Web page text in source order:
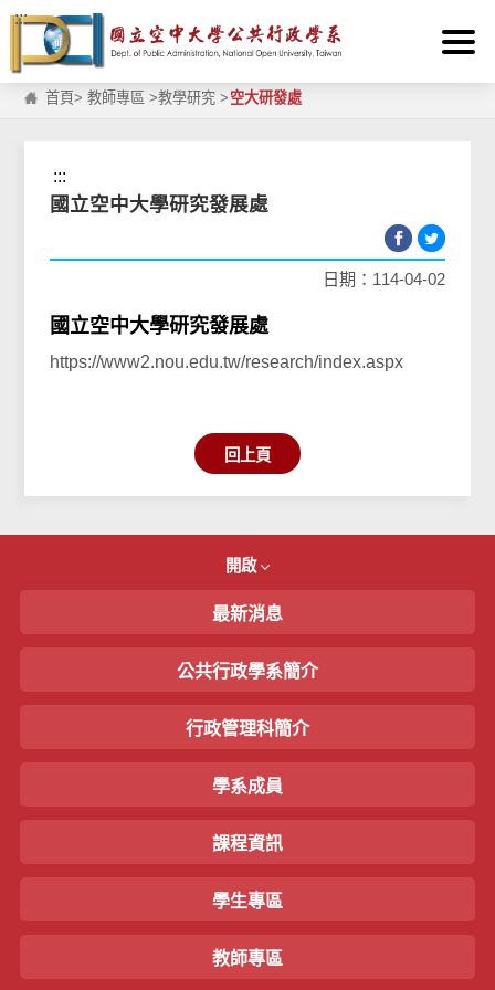
跳到主要內容區塊
:::
首頁>教師專區 >教學研究 > 空大研發處
:::
國立空中大學研究發展處
日期：114-04-02
國立空中大學研究發展處
https://www2.nou.edu.tw/research/index.aspx
回上頁
開啟
最新消息
公共行政學系簡介
行政管理科簡介
學系成員
課程資訊
學生專區
教師專區